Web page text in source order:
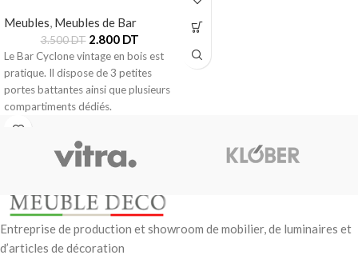
Meubles, Meubles de Bar
3.500DT 2.800 DT
Le Bar Cyclone vintage en bois est
pratique. Il dispose de 3 petites
portes battantes ainsi que plusieurs
compartiments dédiés.
Entreprise de production et showroom de mobilier, de luminaires et
d’articles de décoration